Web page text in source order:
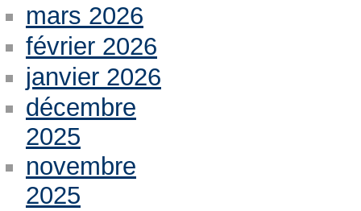
mars 2026
février 2026
janvier 2026
décembre
2025
novembre
2025